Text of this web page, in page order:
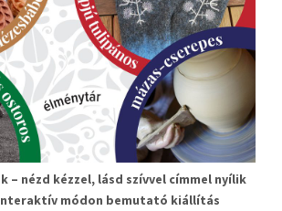
– nézd kézzel, lásd szívvel címmel nyílik
módon bemutató kiállítás